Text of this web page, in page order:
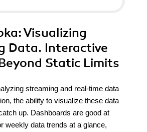
: Visualizing
Data. Interactive
Static Limits
streaming and real-time data
the ability to visualize these data
up. Dashboards are good at
weekly data trends at a glance,